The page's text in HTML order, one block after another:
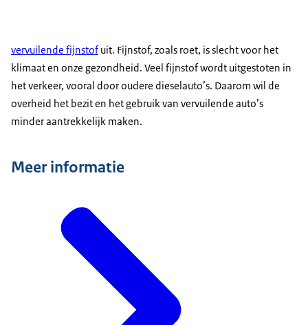
vervuilende fijnstofuit. Fijnstof, zoals roet, is slecht voor het
klimaat en onze gezondheid. Veel fijnstof wordt uitgestoten in
het verkeer, vooral door oudere dieselauto’s. Daarom wil de
overheid het bezit en het gebruik van vervuilende auto’s
minder aantrekkelijk maken.
Meer informatie